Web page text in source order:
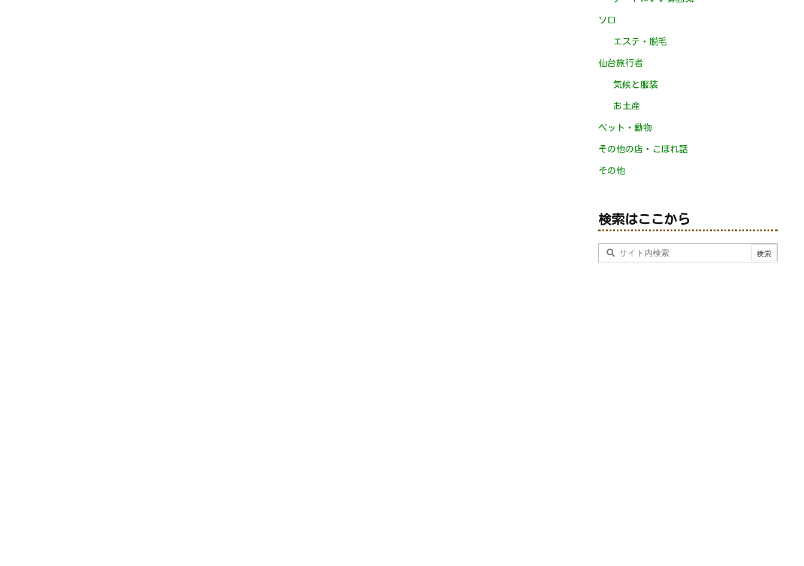
ソロ
エステ・脱毛
仙台旅行者
気候と服装
お土産
ペット・動物
その他の店・こぼれ話
その他
検索はここから